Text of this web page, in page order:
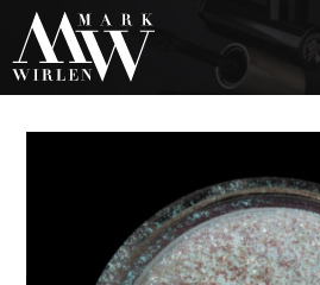
EUR
BEST SELLERS